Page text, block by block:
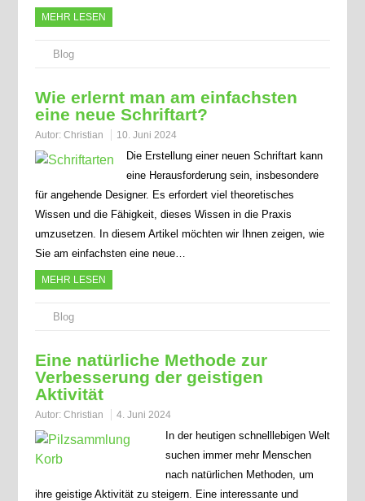
MEHR LESEN
Blog
Wie erlernt man am einfachsten
eine neue Schriftart?
Autor: Christian 10. Juni 2024
Die Erstellung einer neuen Schriftart kann
eine Herausforderung sein, insbesondere
für angehende Designer. Es erfordert viel theoretisches
Wissen und die Fähigkeit, dieses Wissen in die Praxis
umzusetzen. In diesem Artikel möchten wir Ihnen zeigen, wie
Sie am einfachsten eine neue…
MEHR LESEN
Blog
Eine natürliche Methode zur
Verbesserung der geistigen
Aktivität
Autor: Christian 4. Juni 2024
In der heutigen schnelllebigen Welt
suchen immer mehr Menschen
nach natürlichen Methoden, um
ihre geistige Aktivität zu steigern. Eine interessante und